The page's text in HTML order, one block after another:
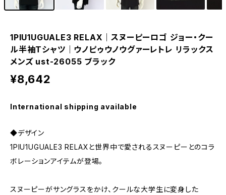
1PIU1UGUALE3 RELAX｜スヌーピーロゴ ジョー・クー
ル半袖Tシャツ｜ウノピゥウノウグァーレトレ リラックス
メンズ ust-26055 ブラック
¥8,642
International shipping available
◆デザイン
1PIU1UGUALE3 RELAXと世界中で愛されるスヌーピーとのコラ
ボレーションアイテムが登場。
スヌーピーがサングラスをかけ、クールな大学生に変身した